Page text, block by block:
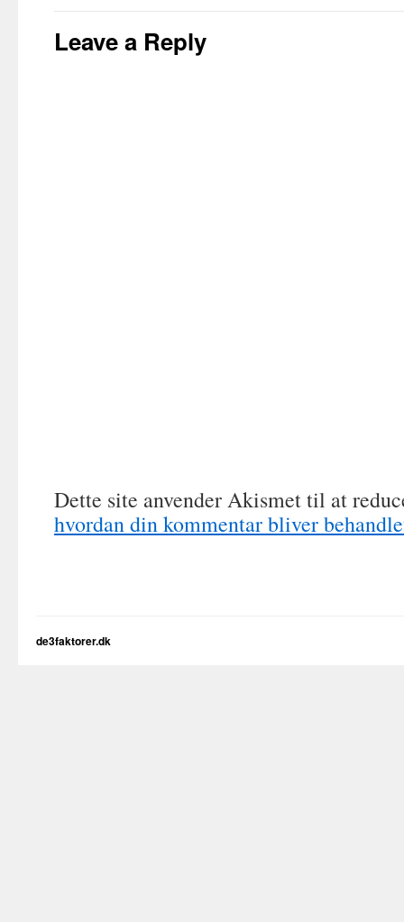
Leave a Reply
Dette site anvender Akismet til at
hvordan din kommentar bliver
de3faktorer.dk